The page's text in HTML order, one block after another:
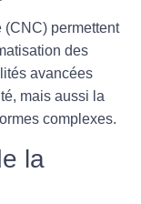
(CNC) permettent
des
avancées
mais aussi la
complexes.
la